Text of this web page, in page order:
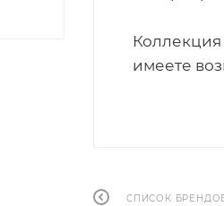
Коллекция
имеете
СПИСОК